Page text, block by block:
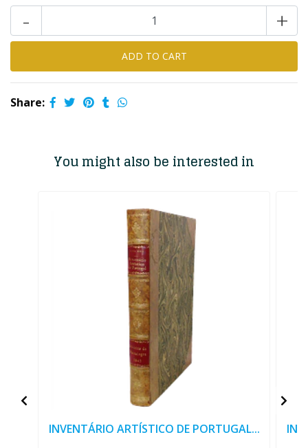
+
-
Share:
You might also be interested in
INVENTÁRIO ARTÍSTICO DE PORTUGAL...